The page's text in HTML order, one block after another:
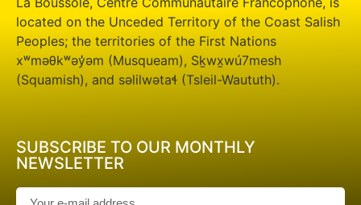
located on the Unceded Territory of the Coast Salish
Peoples; the territories of the First Nations
xʷməθkʷəy̓əm (Musqueam), Sḵwx̱wú7mesh
(Squamish), and səlilwətaɬ (Tsleil-Waututh).
SUBSCRIBE TO OUR MONTHLY
NEWSLETTER